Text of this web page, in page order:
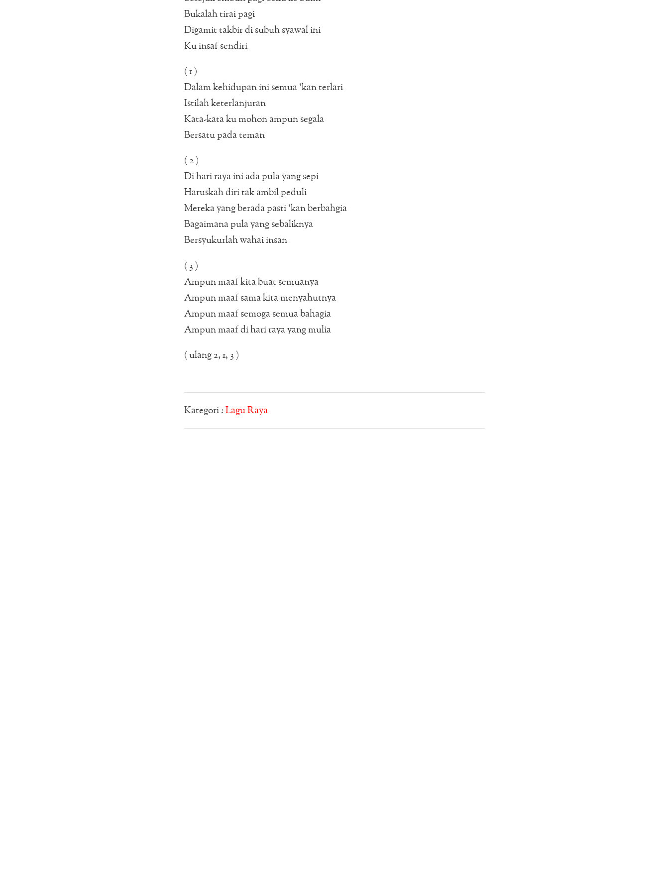
Bukalah tirai pagi
Digamit takbir di subuh syawal ini
Ku insaf sendiri
( 1 )
Dalam kehidupan ini semua ‘kan terlari
Istilah keterlanjuran
Kata-kata ku mohon ampun segala
Bersatu pada teman
( 2 )
Di hari raya ini ada pula yang sepi
Haruskah diri tak ambil peduli
Mereka yang berada pasti ‘kan berbahgia
Bagaimana pula yang sebaliknya
Bersyukurlah wahai insan
( 3 )
Ampun maaf kita buat semuanya
Ampun maaf sama kita menyahutnya
Ampun maaf semoga semua bahagia
Ampun maaf di hari raya yang mulia
( ulang 2, 1, 3 )
Kategori : Lagu Raya